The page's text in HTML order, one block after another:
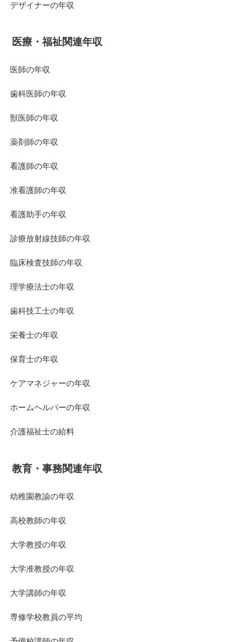
デザイナーの年収
医療・福祉関連年収
医師の年収
歯科医師の年収
獣医師の年収
薬剤師の年収
看護師の年収
准看護師の年収
看護助手の年収
診療放射線技師の年収
臨床検査技師の年収
理学療法士の年収
歯科技工士の年収
栄養士の年収
保育士の年収
ケアマネジャーの年収
ホームヘルパーの年収
介護福祉士の給料
教育・事務関連年収
幼稚園教諭の年収
高校教師の年収
大学教授の年収
大学准教授の年収
大学講師の年収
専修学校教員の平均